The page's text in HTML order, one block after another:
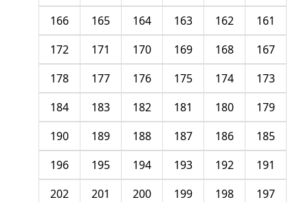
161
162
163
164
165
166
167
168
169
170
171
172
173
174
175
176
177
178
179
180
181
182
183
184
185
186
187
188
189
190
191
192
193
194
195
196
197
198
199
200
201
202